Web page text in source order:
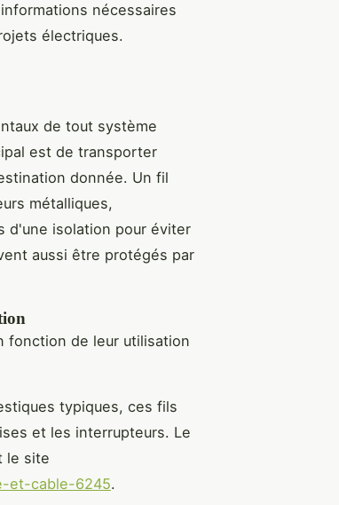
nécessaires
électriques.
de tout système
est de transporter
donnée. Un fil
métalliques,
d'une isolation pour éviter
aussi être protégés par
fonction de leur utilisation
typiques, ces fils
et les interrupteurs. Le
le site
et-cable-6245.